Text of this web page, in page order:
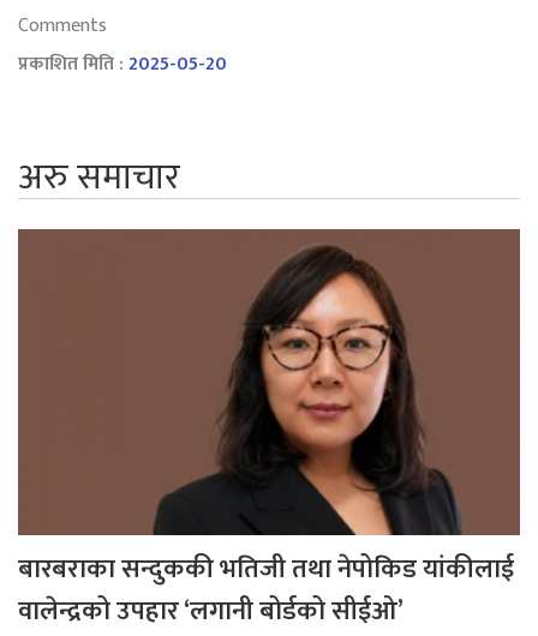
Comments
प्रकाशित मिति :2025-05-20
अरु समाचार
बारबराका सन्दुककी भतिजी तथा नेपोकिड यांकीलाई
वालेन्द्रको उपहार ‘लगानी बोर्डको सीईओ’